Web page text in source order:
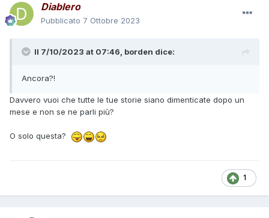
Diablero
Pubblicato 7 Ottobre 2023
Il 7/10/2023 at 07:46, borden dice:
Ancora?!
Davvero vuoi che tutte le tue storie siano dimenticate dopo un
mese e non se ne parli più?
O solo questa?
1